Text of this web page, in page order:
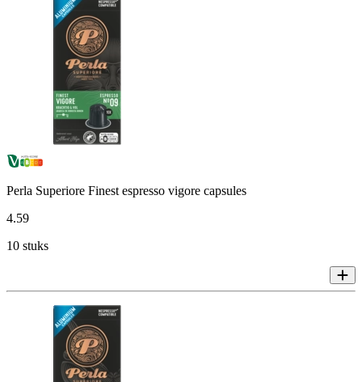
Perla Superiore Finest espresso vigore capsules
4.59
10 stuks